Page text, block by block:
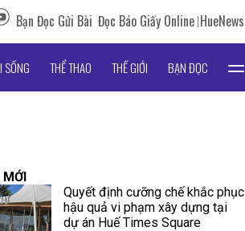
Bạn Đọc Gửi Bài Đọc Báo Giấy Online HueNews
SỐNG THỂ THAO THẾ GIỚI BẠN ĐỌC
Quyết định cưỡng chế khắc phục
hậu quả vi phạm xây dựng tại
dự án Huế Times Square